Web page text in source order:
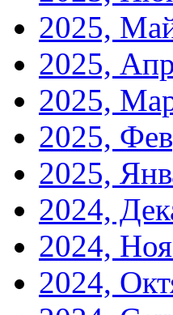
2025,
2025,
2025,
2025,
2025,
2024,
2024,
2024,